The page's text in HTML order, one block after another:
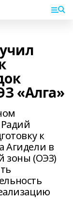
«Алга»
к
Агидели в
зоны (ОЭЗ)